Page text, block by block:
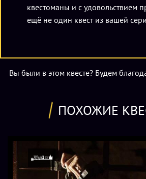
квестоманы и с удовольствием
ещё не один квест из вашей
Вы были в этом квесте? Будем
ПОХОЖИЕ